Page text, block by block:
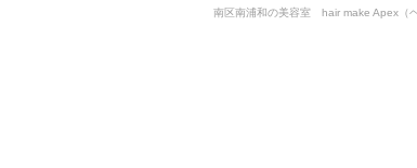
南区南浦和の美容室 hair make Apex（